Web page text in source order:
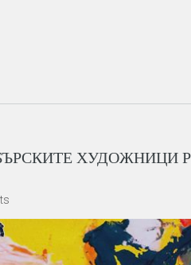
ХУДОЖНИЦИ